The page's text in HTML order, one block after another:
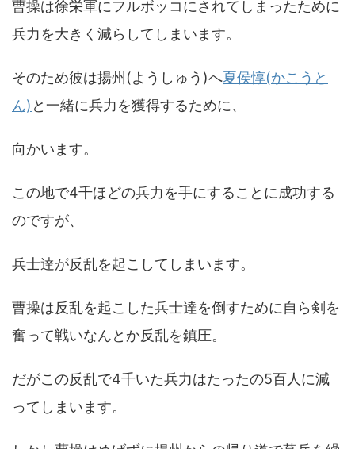
曹操は徐栄軍にフルボッコにされてしまったために
兵力を大きく減らしてしまいます。
そのため彼は揚州(ようしゅう)へ夏侯惇(かこうと
ん) と一緒に兵力を獲得するために、
向かいます。
この地で4千ほどの兵力を手にすることに成功する
のですが、
兵士達が反乱を起こしてしまいます。
曹操は反乱を起こした兵士達を倒すために自ら剣を
奮って戦いなんとか反乱を鎮圧。
だがこの反乱で4千いた兵力はたったの5百人に減
ってしまいます。